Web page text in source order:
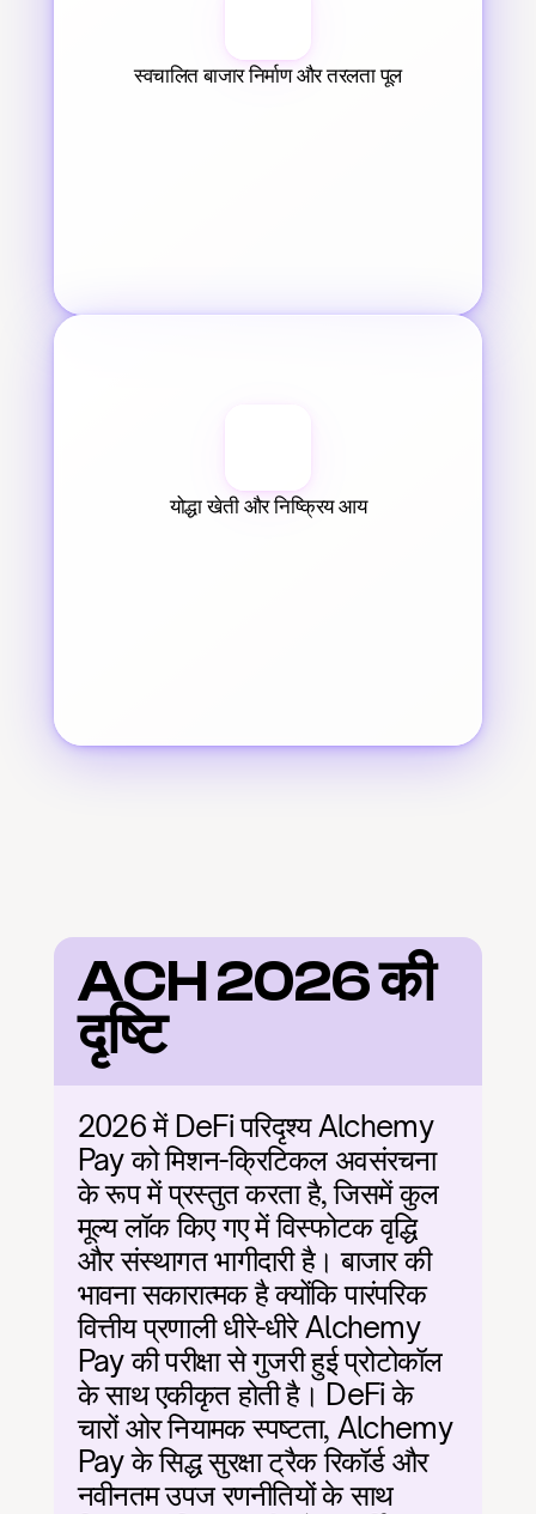
स्वचालित बाजार निर्माण और तरलता पूल
योद्धा खेती और निष्क्रिय आय
ACH 2026 की
दृष्टि
2026 में DeFi परिदृश्य Alchemy
Pay को मिशन-क्रिटिकल अवसंरचना
के रूप में प्रस्तुत करता है, जिसमें कुल
मूल्य लॉक किए गए में विस्फोटक वृद्धि
और संस्थागत भागीदारी है। बाजार की
भावना सकारात्मक है क्योंकि पारंपरिक
वित्तीय प्रणाली धीरे-धीरे Alchemy
Pay की परीक्षा से गुजरी हुई प्रोटोकॉल
के साथ एकीकृत होती है। DeFi के
चारों ओर नियामक स्पष्टता, Alchemy
Pay के सिद्ध सुरक्षा ट्रैक रिकॉर्ड और
नवीनतम उपज रणनीतियों के साथ